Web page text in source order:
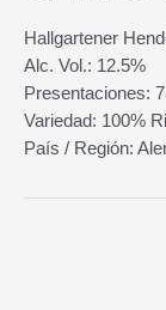
Hallgartener
Alc. Vol.: 12.5%
Presentaciones:
Variedad: 100%
País / Región: